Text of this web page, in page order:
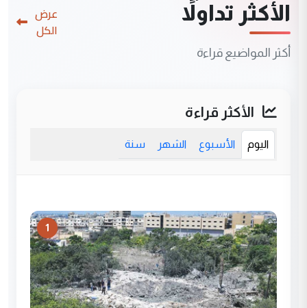
الأكثر تداولاً
أكثر المواضيع قراءة
عرض
الكل
الأكثر قراءة
اليوم الأسبوع الشهر سنة
1